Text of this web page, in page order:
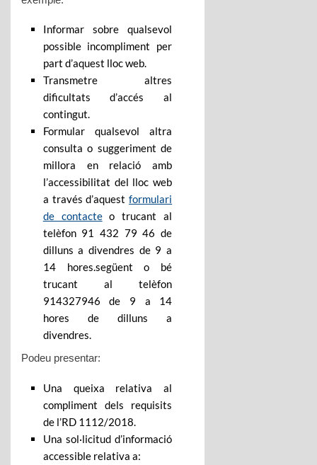
Informar sobre qualsevol
possible incompliment per
part d’aquest lloc web.
Transmetre altres
dificultats d’accés al
contingut.
Formular qualsevol altra
consulta o suggeriment de
millora en relació amb
l’accessibilitat del lloc web
a través d’aquestformulari
de contacteo trucant al
telèfon 91 432 79 46 de
dilluns a divendres de 9 a
14 hores.següent o bé
trucant al telèfon
914327946 de 9 a 14
hores de dilluns a
divendres.
Podeu presentar:
Una queixa relativa al
compliment dels requisits
de l’RD 1112/2018.
Una sol·licitud d’informació
accessible relativa a: